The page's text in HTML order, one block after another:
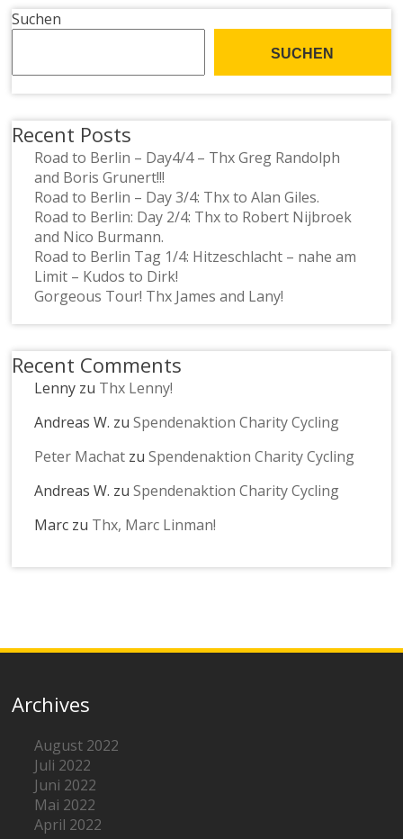
Suchen
SUCHEN
Recent Posts
Road to Berlin – Day4/4 – Thx Greg Randolph
and Boris Grunert!!!
Road to Berlin – Day 3/4: Thx to Alan Giles.
Road to Berlin: Day 2/4: Thx to Robert Nijbroek
and Nico Burmann.
Road to Berlin Tag 1/4: Hitzeschlacht – nahe am
Limit – Kudos to Dirk!
Gorgeous Tour! Thx James and Lany!
Recent Comments
Lenny zu Thx Lenny!
Andreas W. zuSpendenaktion Charity Cycling
Peter Machat zuSpendenaktion Charity Cycling
Andreas W. zuSpendenaktion Charity Cycling
Marc zu Thx, Marc Linman!
Archives
August 2022
Juli 2022
Juni 2022
Mai 2022
April 2022